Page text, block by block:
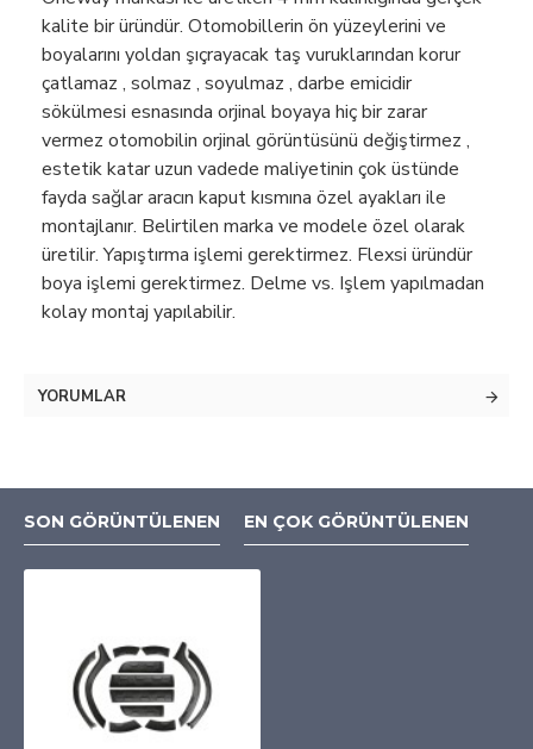
kalite bir üründür. Otomobillerin ön yüzeylerini ve
boyalarını yoldan şıçrayacak taş vuruklarından korur
çatlamaz , solmaz , soyulmaz , darbe emicidir
sökülmesi esnasında orjinal boyaya hiç bir zarar
vermez otomobilin orjinal görüntüsünü değiştirmez ,
estetik katar uzun vadede maliyetinin çok üstünde
fayda sağlar aracın kaput kısmına özel ayakları ile
montajlanır. Belirtilen marka ve modele özel olarak
üretilir. Yapıştırma işlemi gerektirmez. Flexsi üründür
boya işlemi gerektirmez. Delme vs. Işlem yapılmadan
kolay montaj yapılabilir.
YORUMLAR
SON GÖRÜNTÜLENEN EN ÇOK GÖRÜNTÜLENEN